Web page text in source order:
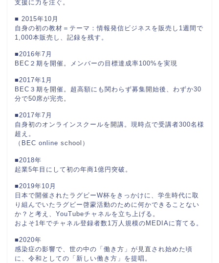
支援に力を注ぐ。
■ 2015年10月
自身の初の教材＝テーマ：情報発信ビジネスを販売し1週間で
1,000本販売し、記録を残す。
■2016年7月
BEC２期を開催。メンバーの目標達成率100%を実現
■2017年1月
BEC３期を開催。超高額にも関わらず募集開始後、わずか30
分で50席が完売。
■2017年7月
自身初のオンラインスクールを開講。現時点で受講者300名様
超え。
（BEC online school）
■2018年
起業5年目にして初の年商1億円突破。
■2019年10月
日本で開催されたラグビーW杯をきっかけに、学生時代に取
り組んでいたラグビー啓蒙活動のために何かできることない
か？と考え、YouTubeチャネルを立ち上げる。
およそ1年でチャネル登録者数1万人規模のMEDIAに育てる。
■2020年
感染症の影響で、世の中の「働き方」が見直され始めた頃
に、令和としての「新しい働き方」を提唱。